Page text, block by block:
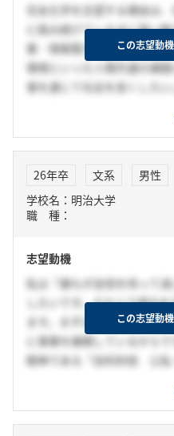
住友化学を志望する理由は
に挑み続けている点に強い
薬・情報電子材料まで幅広
環境といった人類共通の課
事を通じて社会を良くした
最適解を導く力を培ってき
います。
この志望動
26年卒 文系
男性
学校名：明治大学
職 種：
志望動機
私は「誰もが自信を持って
したいです。その上で貴社
ます。まずは、幅広い事業
に事業を展開しているから
精神である「自利利他 公私
力を感じました。次に、グ
この志望動